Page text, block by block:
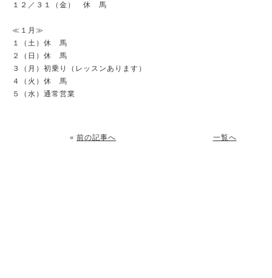
１２／３１（金） 休 馬
≪１月≫
１（土）休 馬
２（日）休 馬
３（月）初乗り（レッスンあります）
４（火）休 馬
５（水）通常営業
« 前の記事へ 一覧へ